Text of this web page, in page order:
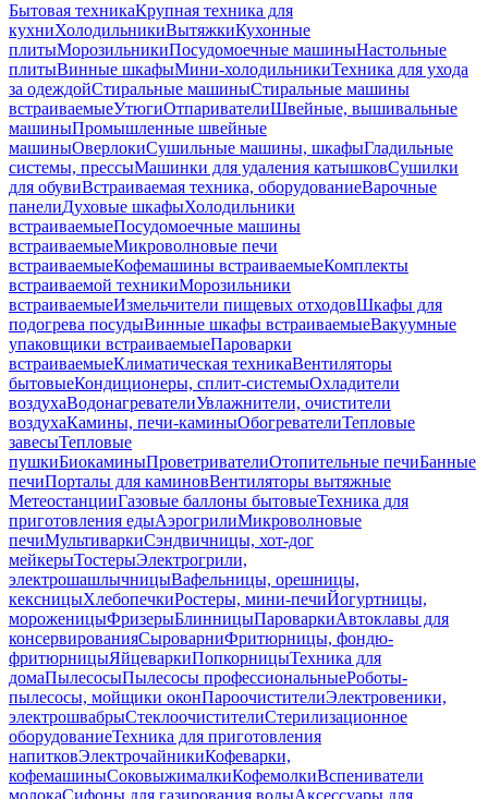
Бытовая техникаКрупная техника для
кухниХолодильникиВытяжкиКухонные
плитыМорозильникиПосудомоечные машиныНастольные
плитыВинные шкафыМини-холодильникиТехника для ухода
за одеждойСтиральные машиныСтиральные машины
встраиваемыеУтюгиОтпаривателиШвейные, вышивальные
машиныПромышленные швейные
машиныОверлокиСушильные машины, шкафыГладильные
системы, прессыМашинки для удаления катышковСушилки
для обувиВстраиваемая техника, оборудованиеВарочные
панелиДуховые шкафыХолодильники
встраиваемыеПосудомоечные машины
встраиваемыеМикроволновые печи
встраиваемыеКофемашины встраиваемыеКомплекты
встраиваемой техникиМорозильники
встраиваемыеИзмельчители пищевых отходовШкафы для
подогрева посудыВинные шкафы встраиваемыеВакуумные
упаковщики встраиваемыеПароварки
встраиваемыеКлиматическая техникаВентиляторы
бытовыеКондиционеры, сплит-системыОхладители
воздухаВодонагревателиУвлажнители, очистители
воздухаКамины, печи-каминыОбогревателиТепловые
завесыТепловые
пушкиБиокаминыПроветривателиОтопительные печиБанные
печиПорталы для каминовВентиляторы вытяжные
МетеостанцииГазовые баллоны бытовыеТехника для
приготовления едыАэрогрилиМикроволновые
печиМультиваркиСэндвичницы, хот-дог
мейкерыТостерыЭлектрогрили,
электрошашлычницыВафельницы, орешницы,
кексницыХлебопечкиРостеры, мини-печиЙогуртницы,
мороженицыФризерыБлинницыПароваркиАвтоклавы для
консервированияСыроварниФритюрницы, фондю-
фритюрницыЯйцеваркиПопкорницыТехника для
домаПылесосыПылесосы профессиональныеРоботы-
пылесосы, мойщики оконПароочистителиЭлектровеники,
электрошвабрыСтеклоочистителиСтерилизационное
оборудованиеТехника для приготовления
напитковЭлектрочайникиКофеварки,
кофемашиныСоковыжималкиКофемолкиВспениватели
молокаСифоны для газирования водыАксессуары для